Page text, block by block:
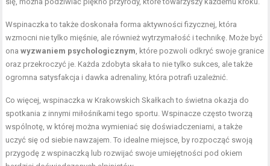
Wspinaczka to także doskonała forma aktywności fizycznej, która
wzmocni nie tylko mięśnie, ale również wytrzymałość i technikę. Może być
onawyzwaniem psychologicznym, które pozwoli odkryć swoje granice
oraz przekroczyć je. Każda zdobyta skała to nie tylko sukces, ale także
ogromna satysfakcja i dawka adrenaliny, która potrafi uzależnić.
Co więcej, wspinaczka w Krakowskich Skałkach to świetna okazja do
spotkania z innymi miłośnikami tego sportu. Wspinacze często tworzą
wspólnotę, w której można wymieniać się doświadczeniami, a także
uczyć się od siebie nawzajem. To idealne miejsce, by rozpocząć swoją
przygodę z wspinaczką lub rozwijać swoje umiejętności pod okiem